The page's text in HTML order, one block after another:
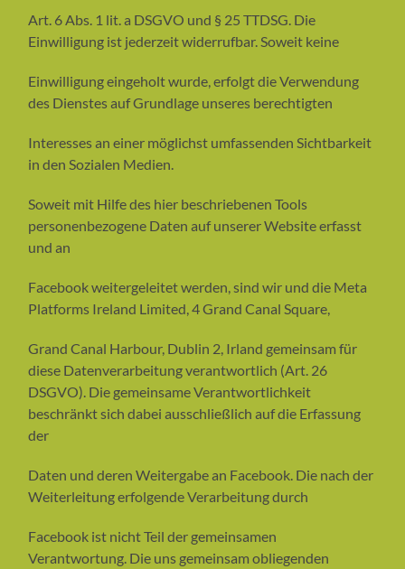
Art. 6 Abs. 1 lit. a DSGVO und § 25 TTDSG. Die
Einwilligung ist jederzeit widerrufbar. Soweit keine
Einwilligung eingeholt wurde, erfolgt die Verwendung
des Dienstes auf Grundlage unseres berechtigten
Interesses an einer möglichst umfassenden Sichtbarkeit
in den Sozialen Medien.
Soweit mit Hilfe des hier beschriebenen Tools
personenbezogene Daten auf unserer Website erfasst
und an
Facebook weitergeleitet werden, sind wir und die Meta
Platforms Ireland Limited, 4 Grand Canal Square,
Grand Canal Harbour, Dublin 2, Irland gemeinsam für
diese Datenverarbeitung verantwortlich (Art. 26
DSGVO). Die gemeinsame Verantwortlichkeit
beschränkt sich dabei ausschließlich auf die Erfassung
der
Daten und deren Weitergabe an Facebook. Die nach der
Weiterleitung erfolgende Verarbeitung durch
Facebook ist nicht Teil der gemeinsamen
Verantwortung. Die uns gemeinsam obliegenden